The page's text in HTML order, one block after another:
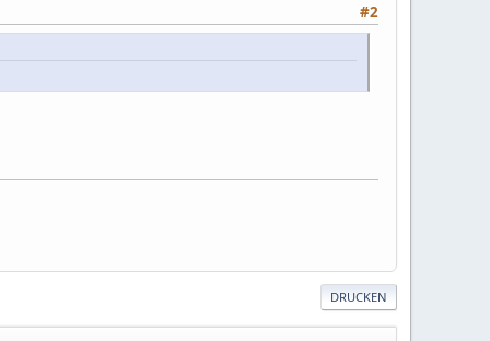
#2
DRUCKEN